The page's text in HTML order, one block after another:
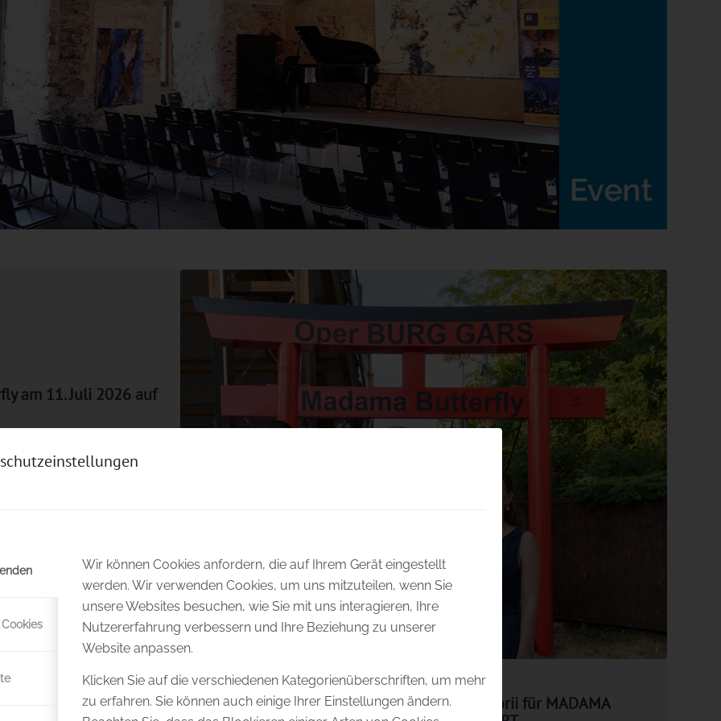
Wir können Cookies anfordern, die auf Ihrem Gerät eingestellt
werden. Wir verwenden Cookies, um uns mitzuteilen, wenn Sie
unsere Websites besuchen, wie Sie mit uns interagieren, Ihre
Nutzererfahrung verbessern und Ihre Beziehung zu unserer
Website anpassen.
Klicken Sie auf die verschiedenen Kategorienüberschriften, um mehr
zu erfahren. Sie können auch einige Ihrer Einstellungen ändern.
am 11. Juli 2026 auf
Festivalauftakt mit
Feierliche Übergabe der japanischen Torii für MADAMA